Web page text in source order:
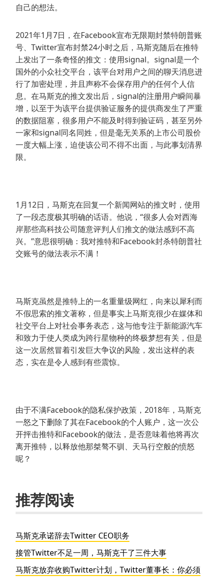
自己的想法。
2021年1月7日，在Facebook宣布无限期封禁特朗普账
号、Twitter宣布封禁24小时之后，马斯克随后在推特
上发出了一条奇怪的推文：使用signal。signal是一个
国外的小众社交平台，该平台对用户之间的聊天消息进
行了加密处理，并且声称不会保存用户的任何个人信
息。在马斯克的推文发出后，signal的注册用户瞬间暴
增，以至于为该平台提供验证服务的提供商发生了严重
的数据阻塞，很多用户不能及时得到验证码，甚至另外
一家和signal同名同姓，但是毫无关系的上市公司股价
一度大幅上涨，迫使该公司不得不出面，与此事划清界
限。
1月12日，马斯克在回复一个新闻网站的推文时，使用
了一段态度极其明确的话语。他说，“很多人会对西海
岸那些高科技公司随意评判人们推文的做法感到不高
兴。”意思很明确：我对推特和Facebook封杀特朗普社
交账号的做法表示不满！
马斯克虽然是推特上的一名重量级网红，向来以犀利而
不假思索的推文著称，但是事实上马斯克很少在媒体和
社交平台上对社会事务表态，这与他专注于新能源汽车
和致力于使人类成为跨行星物种的终极梦想有关，但是
这一次居然冒着引发巨大争议的风险，发出这样的表
态，实在是令人感到有些震惊。
由于不满Facebook的隐私保护政策，2018年，马斯克
一怒之下删除了其在Facebook的个人账户，这一次公
开抨击推特和Facebook的做法，是否意味着他将再次
离开推特，以释放他那桀骜不驯、天马行空般的愤怒
呢？
推荐阅读
马斯克承诺辞去Twitter CEO职务
接管Twitter不足一周，马斯克干了三件大事
马斯克放弃收购Twitter计划，Twitter董事长：你必须